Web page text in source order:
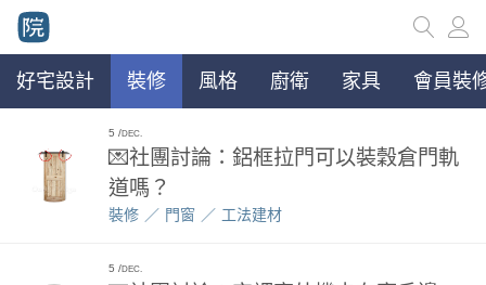
好宅設計 裝修 風格 廚衛 家具 會員裝
5 DEC.
💌社團討論：鋁框拉門可以裝穀倉門軌
道嗎？
裝修 門窗 工法建材
5 DEC.